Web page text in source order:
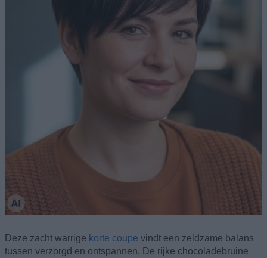
Deze zacht warrige korte coupe vindt een zeldzame balans
tussen verzorgd en ontspannen. De rijke chocoladebruine